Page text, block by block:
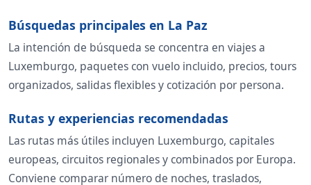
Búsquedas principales en La Paz
La intención de búsqueda se concentra en viajes a
Luxemburgo, paquetes con vuelo incluido, precios, tours
organizados, salidas flexibles y cotización por persona.
Rutas y experiencias recomendadas
Las rutas más útiles incluyen Luxemburgo, capitales
europeas, circuitos regionales y combinados por Europa.
Conviene comparar número de noches, traslados,